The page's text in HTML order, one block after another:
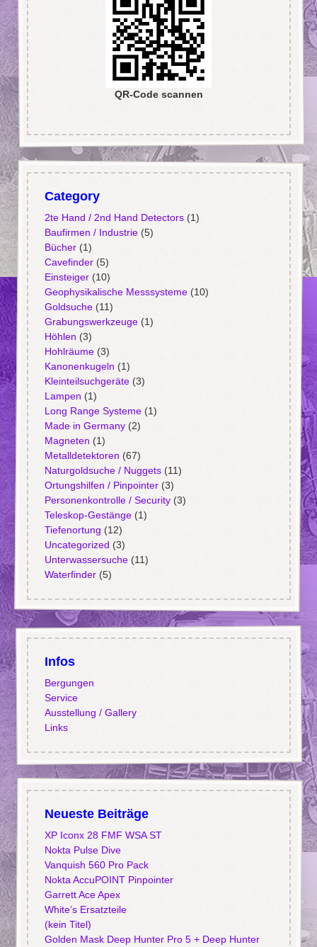
QR-Code scannen
Category
2te Hand / 2nd Hand Detectors(1)
Baufirmen / Industrie(5)
Bücher(1)
Cavefinder(5)
Einsteiger(10)
Geophysikalische Messsysteme(10)
Goldsuche(11)
Grabungswerkzeuge(1)
Höhlen (3)
Hohlräume(3)
Kanonenkugeln (1)
Kleinteilsuchgeräte(3)
Lampen (1)
Long Range Systeme(1)
Made in Germany(2)
Magneten (1)
Metalldetektoren (67)
Naturgoldsuche / Nuggets(11)
Ortungshilfen / Pinpointer(3)
Personenkontrolle / Security(3)
Teleskop-Gestänge(1)
Tiefenortung (12)
Uncategorized (3)
Unterwassersuche(11)
Waterfinder(5)
Infos
Bergungen
Service
Ausstellung / Gallery
Links
Neueste Beiträge
XP Iconx 28 FMF WSA ST
Nokta Pulse Dive
Vanquish 560 Pro Pack
Nokta AccuPOINT Pinpointer
Garrett Ace Apex
White’s Ersatzteile
(kein Titel)
Golden Mask Deep Hunter Pro 5 + Deep Hunter